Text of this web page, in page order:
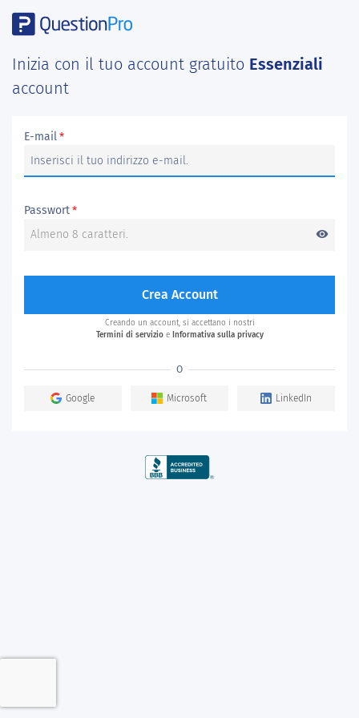
Inizia con il tuo account gratuito Essenziali
account
E-mail*
Passwort*
visibility
Crea Account
Creando un account, si accettano i nostri
Termini di servizioe Informativa sulla privacy
O
Google Microsoft LinkedIn